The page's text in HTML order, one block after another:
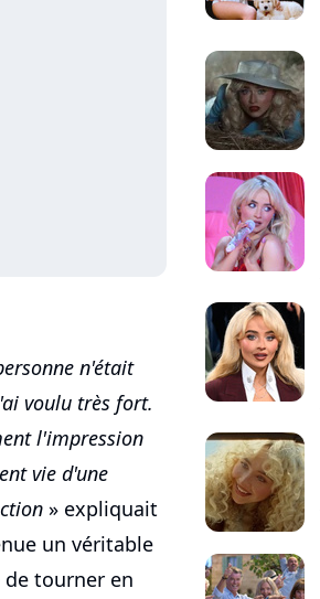
n'était
voulu très fort.
l'impression
vie d'une
» expliquait
un véritable
tourner en